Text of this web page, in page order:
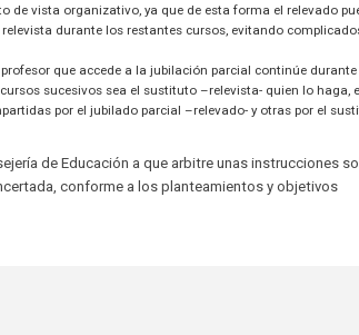
de vista organizativo, ya que de esta forma el relevado
durante los restantes cursos, evitando
que accede a la jubilación parcial continúe durante
sucesivos sea el sustituto –relevista- quien lo haga,
por el jubilado parcial –relevado- y otras por el
de Educación a que arbitre unas instrucciones
conforme a los planteamientos y objetivos